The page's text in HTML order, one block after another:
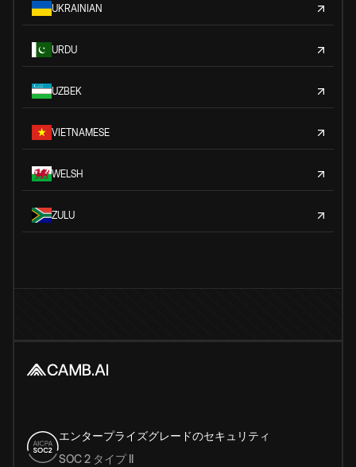
UKRAINIAN
URDU
UZBEK
VIETNAMESE
WELSH
ZULU
エンタープライズグレードのセキュリティ
SOC 2 タイプ II